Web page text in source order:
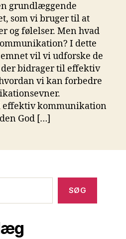
grundlæggende
som vi bruger til at
og følelser. Men hvad
I dette
vil vi udforske de
bidrager til effektiv
vi kan forbedre
effektiv kommunikation
God […]
SØG